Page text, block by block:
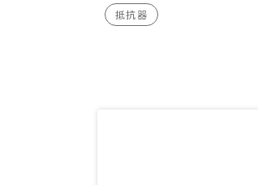
抵抗器